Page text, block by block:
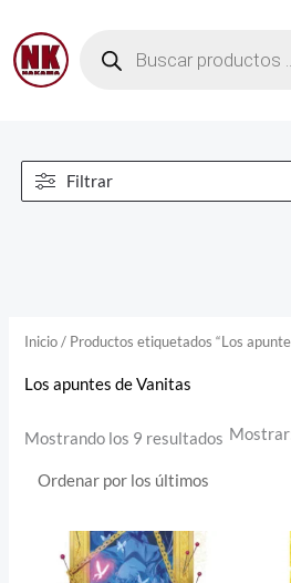
contenido
Filtrar
Inicio/ Productos etiquetados “Los
Los apuntes de Vanitas
Mostrando los 9 resultados
los